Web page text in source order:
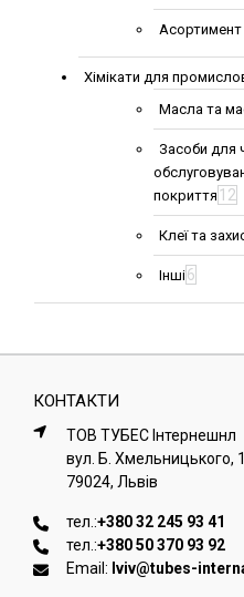
Асортимент
Хімікати для
Масла та
Засоби для
покриття 12
Клеї та
Інші6
КОНТАКТИ
ТОВ ТУБЕС Iнтернешнл
вул. Б. Хмельницького,
79024, Львiв
тел.:+380 32 245 93 41
тел.:+380 50 370 93 92
Email: lviv@tubes-